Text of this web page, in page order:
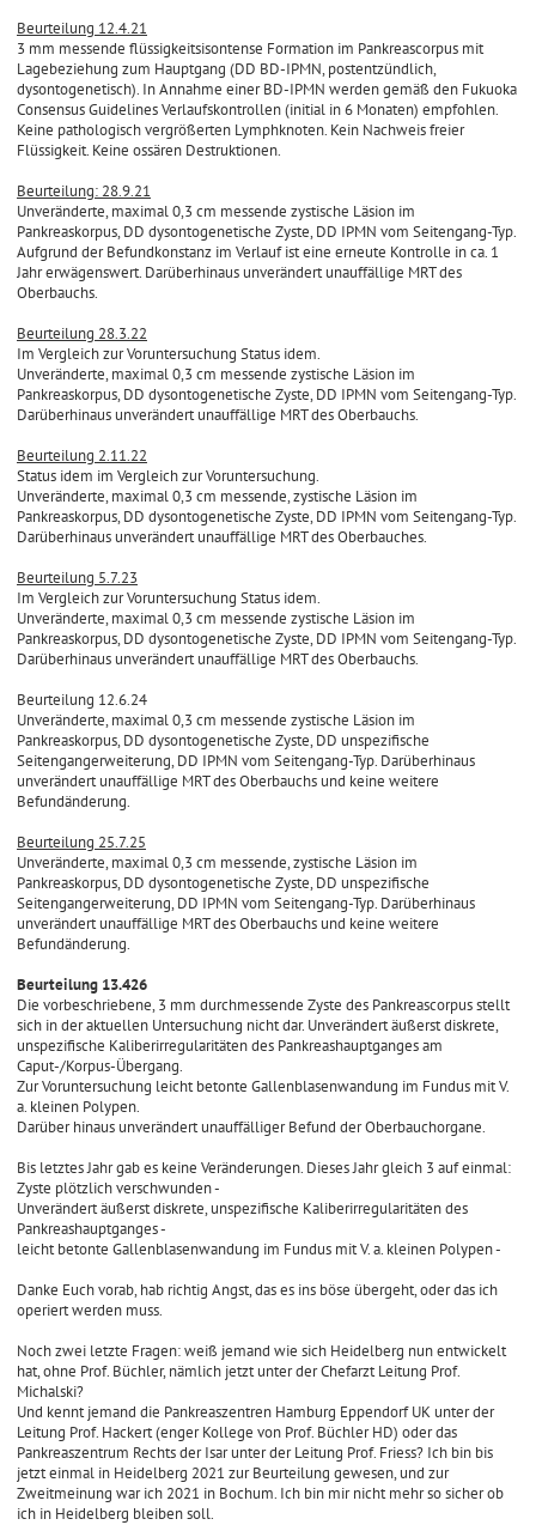
Beurteilung 12.4.21
3 mm messende flüssigkeitsisontense Formation im Pankreascorpus mit
Lagebeziehung zum Hauptgang (DD BD-IPMN, postentzündlich,
dysontogenetisch). In Annahme einer BD-IPMN werden gemäß den Fukuoka
Consensus Guidelines Verlaufskontrollen (initial in 6 Monaten) empfohlen.
Keine pathologisch vergrößerten Lymphknoten. Kein Nachweis freier
Flüssigkeit. Keine ossären Destruktionen.
Beurteilung: 28.9.21
Unveränderte, maximal 0,3 cm messende zystische Läsion im
Pankreaskorpus, DD dysontogenetische Zyste, DD IPMN vom Seitengang-Typ.
Aufgrund der Befundkonstanz im Verlauf ist eine erneute Kontrolle in ca. 1
Jahr erwägenswert. Darüberhinaus unverändert unauffällige MRT des
Oberbauchs.
Beurteilung 28.3.22
Im Vergleich zur Voruntersuchung Status idem.
Unveränderte, maximal 0,3 cm messende zystische Läsion im
Pankreaskorpus, DD dysontogenetische Zyste, DD IPMN vom Seitengang-Typ.
Darüberhinaus unverändert unauffällige MRT des Oberbauchs.
Beurteilung 2.11.22
Status idem im Vergleich zur Voruntersuchung.
Unveränderte, maximal 0,3 cm messende, zystische Läsion im
Pankreaskorpus, DD dysontogenetische Zyste, DD IPMN vom Seitengang-Typ.
Darüberhinaus unverändert unauffällige MRT des Oberbauches.
Beurteilung 5.7.23
Im Vergleich zur Voruntersuchung Status idem.
Unveränderte, maximal 0,3 cm messende zystische Läsion im
Pankreaskorpus, DD dysontogenetische Zyste, DD IPMN vom Seitengang-Typ.
Darüberhinaus unverändert unauffällige MRT des Oberbauchs.
Beurteilung 12.6.24
Unveränderte, maximal 0,3 cm messende zystische Läsion im
Pankreaskorpus, DD dysontogenetische Zyste, DD unspezifische
Seitengangerweiterung, DD IPMN vom Seitengang-Typ. Darüberhinaus
unverändert unauffällige MRT des Oberbauchs und keine weitere
Befundänderung.
Beurteilung 25.7.25
Unveränderte, maximal 0,3 cm messende, zystische Läsion im
Pankreaskorpus, DD dysontogenetische Zyste, DD unspezifische
Seitengangerweiterung, DD IPMN vom Seitengang-Typ. Darüberhinaus
unverändert unauffällige MRT des Oberbauchs und keine weitere
Befundänderung.
Beurteilung 13.426
Die vorbeschriebene, 3 mm durchmessende Zyste des Pankreascorpus stellt
sich in der aktuellen Untersuchung nicht dar. Unverändert äußerst diskrete,
unspezifische Kaliberirregularitäten des Pankreashauptganges am
Caput-/Korpus-Übergang.
Zur Voruntersuchung leicht betonte Gallenblasenwandung im Fundus mit V.
a. kleinen Polypen.
Darüber hinaus unverändert unauffälliger Befund der Oberbauchorgane.
Bis letztes Jahr gab es keine Veränderungen. Dieses Jahr gleich 3 auf einmal:
Zyste plötzlich verschwunden -
Unverändert äußerst diskrete, unspezifische Kaliberirregularitäten des
Pankreashauptganges -
leicht betonte Gallenblasenwandung im Fundus mit V. a. kleinen Polypen -
Danke Euch vorab, hab richtig Angst, das es ins böse übergeht, oder das ich
operiert werden muss.
Noch zwei letzte Fragen: weiß jemand wie sich Heidelberg nun entwickelt
hat, ohne Prof. Büchler, nämlich jetzt unter der Chefarzt Leitung Prof.
Michalski?
Und kennt jemand die Pankreaszentren Hamburg Eppendorf UK unter der
Leitung Prof. Hackert (enger Kollege von Prof. Büchler HD) oder das
Pankreaszentrum Rechts der Isar unter der Leitung Prof. Friess? Ich bin bis
jetzt einmal in Heidelberg 2021 zur Beurteilung gewesen, und zur
Zweitmeinung war ich 2021 in Bochum. Ich bin mir nicht mehr so sicher ob
ich in Heidelberg bleiben soll.